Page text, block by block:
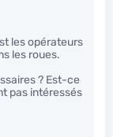
les opérateurs
les roues.
? Est-ce
pas intéressés